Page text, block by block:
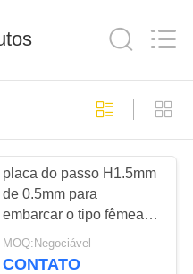
cabo do
placa do passo H1.5mm
de 0.5mm para
embarcar o tipo fêmea
único contato do
conector
MOQ:Negociável
CONTATO